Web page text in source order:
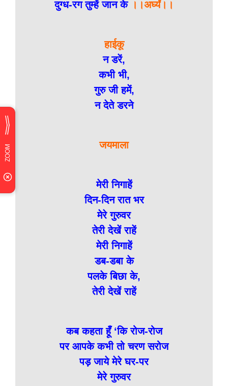
दुग्ध-रग तुम्हें जान के ।।अर्घ्यं।।
हाईकू
न डरें,
कभी भी,
गुरु जी हमें,
न देते डरने
जयमाला
मेरी निगाहें
दिन-दिन रात भर
मेरे गुरुवर
तेरी देखें राहें
मेरी निगाहें
डब-डबा के
पलके बिछा के,
तेरी देखें राहें
कब कहता हूँ ‘कि रोज-रोज
पर आपके कभी तो चरण सरोज
पड़ जाये मेरे घर-पर
मेरे गुरुवर